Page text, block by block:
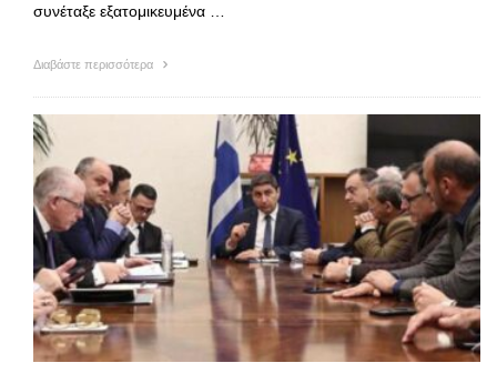
συνέταξε εξατομικευμένα …
Διαβάστε περισσότερα